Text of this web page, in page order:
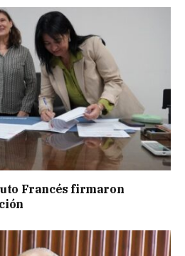
Francés firmaron